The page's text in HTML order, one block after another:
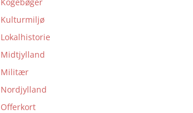
Kulturmiljø
Lokalhistorie
Midtjylland
Militær
Nordjylland
Offerkort